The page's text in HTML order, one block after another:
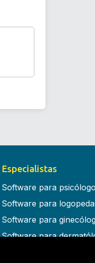
Especialistas
Software para
Software para
Software para
Software para